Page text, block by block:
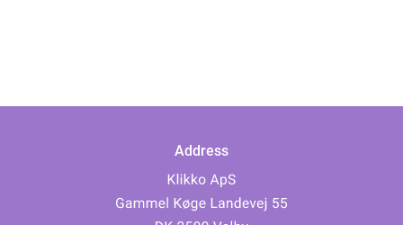
Address